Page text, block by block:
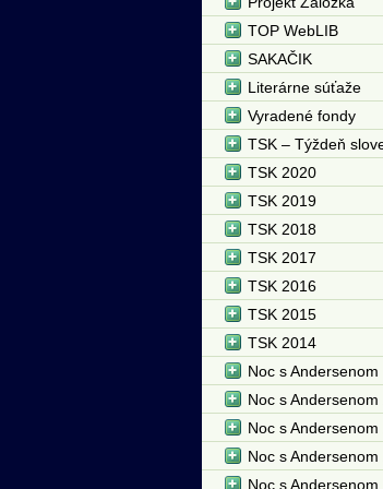
TOP WebLIB
SAKAČIK
Literárne súťaže
Vyradené fondy
TSK – Týždeň
TSK 2020
TSK 2019
TSK 2018
TSK 2017
TSK 2016
TSK 2015
TSK 2014
Noc s Andersenom
Noc s Andersenom
Noc s Andersenom
Noc s Andersenom
Noc s Andersenom